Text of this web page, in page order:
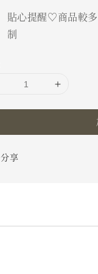
貼心提醒♡商品較
制
分享